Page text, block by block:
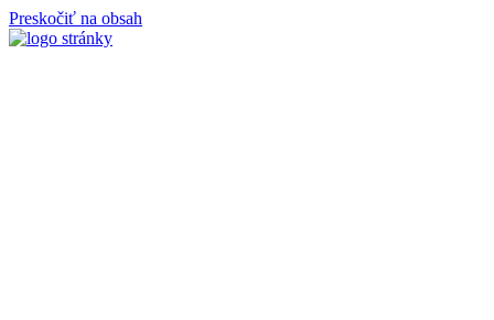
Preskočiť na obsah